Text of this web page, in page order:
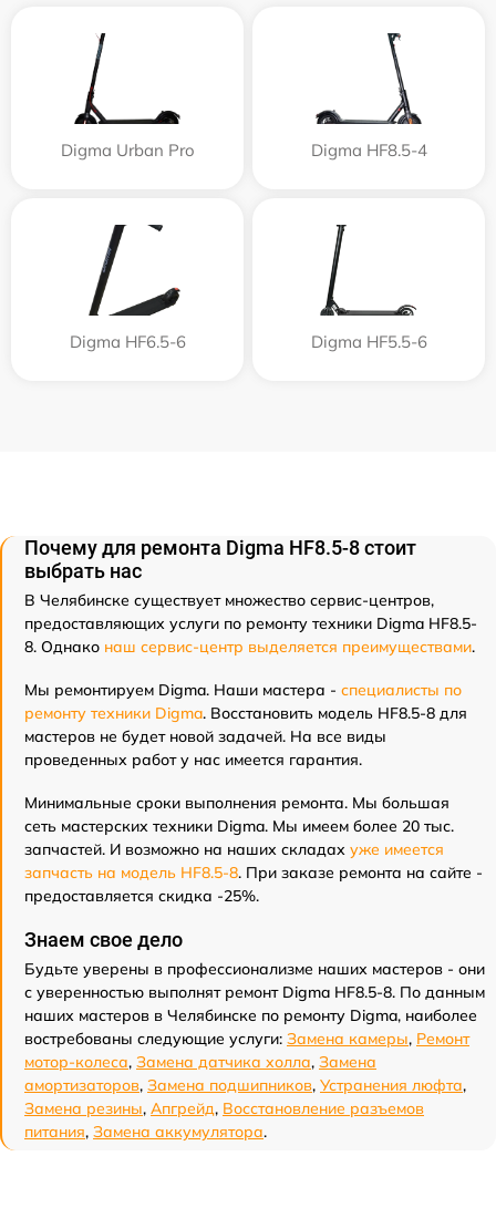
Digma Urban Pro Digma HF8.5-4
Digma HF6.5-6 Digma HF5.5-6
Почему для ремонта Digma HF8.5-8 стоит
выбрать нас
В Челябинске существует множество сервис-центров,
предоставляющих услуги по ремонту техники Digma HF8.5-
8. Однако наш сервис-центр выделяется преимуществами.
Мы ремонтируем Digma. Наши мастера - специалисты по
ремонту техники Digma. Восстановить модель HF8.5-8 для
мастеров не будет новой задачей. На все виды
проведенных работ у нас имеется гарантия.
Минимальные сроки выполнения ремонта. Мы большая
сеть мастерских техники Digma. Мы имеем более 20 тыс.
запчастей. И возможно на наших складах уже имеется
запчасть на модель HF8.5-8. При заказе ремонта на сайте -
предоставляется скидка -25%.
Знаем свое дело
Будьте уверены в профессионализме наших мастеров - они
с уверенностью выполнят ремонт Digma HF8.5-8. По данным
наших мастеров в Челябинске по ремонту Digma, наиболее
востребованы следующие услуги: Замена камеры, Ремонт
мотор-колеса, Замена датчика холла, Замена
амортизаторов, Замена подшипников, Устранения люфта,
Замена резины, Апгрейд, Восстановление разъемов
питания, Замена аккумулятора.